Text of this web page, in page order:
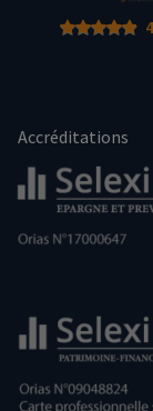
Accréditations